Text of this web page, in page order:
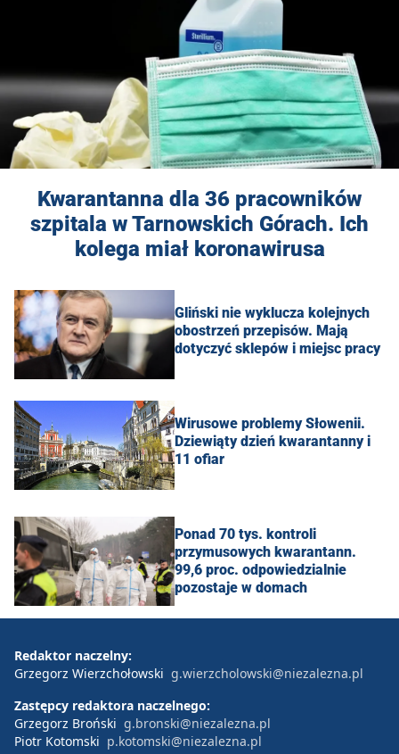
Kwarantanna dla 36 pracowników
szpitala w Tarnowskich Górach. Ich
kolega miał koronawirusa
Gliński nie wyklucza kolejnych
obostrzeń przepisów. Mają
dotyczyć sklepów i miejsc pracy
Wirusowe problemy Słowenii.
Dziewiąty dzień kwarantanny i
11 ofiar
Ponad 70 tys. kontroli
przymusowych kwarantann.
99,6 proc. odpowiedzialnie
pozostaje w domach
Redaktor naczelny:
Grzegorz Wierzchołowski g.wierzcholowski@niezalezna.pl
Zastępcy redaktora naczelnego:
Grzegorz Broński g.bronski@niezalezna.pl
Piotr Kotomski p.kotomski@niezalezna.pl